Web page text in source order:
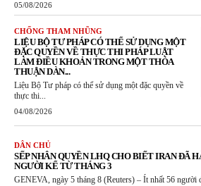
05/08/2026
CHỐNG THAM NHŨNG
LIỆU BỘ TƯ PHÁP CÓ THỂ SỬ DỤNG MỘT
ĐẶC QUYỀN VỀ THỰC THI PHÁP LUẬT
LÀM ĐIỀU KHOẢN TRONG MỘT THỎA
THUẬN DÀN...
Liệu Bộ Tư pháp có thể sử dụng một đặc quyền về
thực thi...
04/08/2026
DÂN CHỦ
SẾP NHÂN QUYỀN LHQ CHO BIẾT IRAN ĐÃ
NGƯỜI KỂ TỪ THÁNG 3
GENEVA, ngày 5 tháng 8 (Reuters) – Ít nhất 56 người